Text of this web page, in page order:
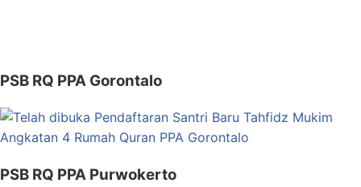
PSB RQ PPA Gorontalo
PSB RQ PPA Purwokerto